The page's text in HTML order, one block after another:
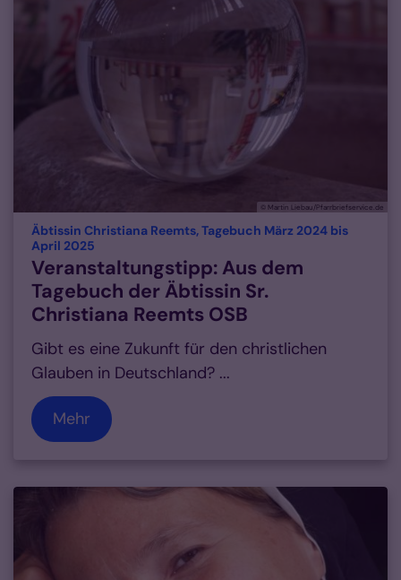
© Martin Liebau/Pfarrbriefservice.de
Äbtissin Christiana Reemts, Tagebuch März 2024 bis
April 2025
Veranstaltungstipp: Aus dem
Tagebuch der Äbtissin Sr.
Christiana Reemts OSB
Gibt es eine Zukunft für den christlichen
Glauben in Deutschland? ...
Mehr